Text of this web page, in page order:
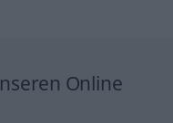
Online